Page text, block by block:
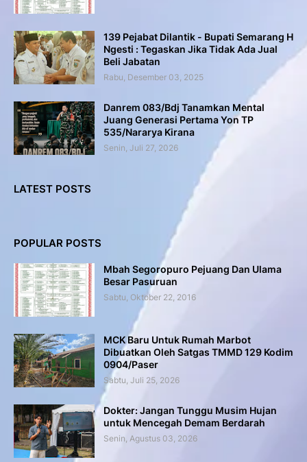
139 Pejabat Dilantik - Bupati Semarang H
Ngesti : Tegaskan Jika Tidak Ada Jual
Beli Jabatan
Rabu, Desember 03, 2025
Danrem 083/Bdj Tanamkan Mental
Juang Generasi Pertama Yon TP
535/Nararya Kirana
Senin, Juli 27, 2026
LATEST POSTS
POPULAR POSTS
Mbah Segoropuro Pejuang Dan Ulama
Besar Pasuruan
Sabtu, Oktober 22, 2016
MCK Baru Untuk Rumah Marbot
Dibuatkan Oleh Satgas TMMD 129 Kodim
0904/Paser
Sabtu, Juli 25, 2026
Dokter: Jangan Tunggu Musim Hujan
untuk Mencegah Demam Berdarah
Senin, Agustus 03, 2026